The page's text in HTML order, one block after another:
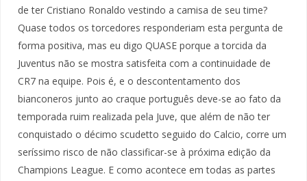
de ter Cristiano Ronaldo vestindo a camisa de seu time?
Quase todos os torcedores responderiam esta pergunta de
forma positiva, mas eu digo QUASE porque a torcida da
Juventus não se mostra satisfeita com a continuidade de
CR7 na equipe. Pois é, e o descontentamento dos
bianconeros junto ao craque português deve-se ao fato da
temporada ruim realizada pela Juve, que além de não ter
conquistado o décimo scudetto seguido do Calcio, corre um
seríssimo risco de não classificar-se à próxima edição da
Champions League. E como acontece em todas as partes